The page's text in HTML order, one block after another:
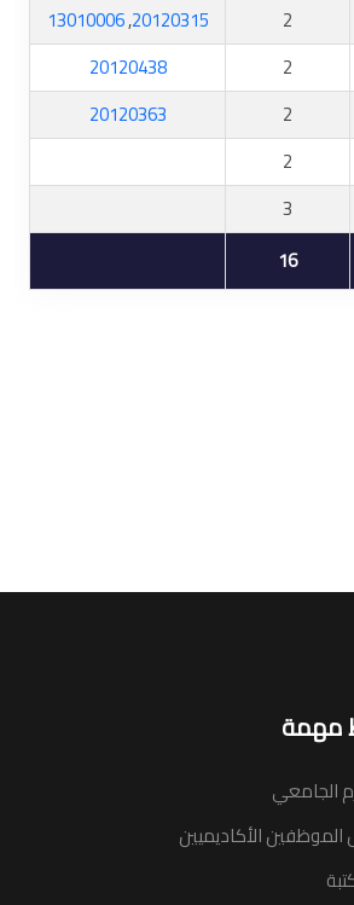
2
20120315
,
13010006
2
20120438
2
20120363
2
3
16
مهمة
الجامعي
الموظفين الأكاديميين